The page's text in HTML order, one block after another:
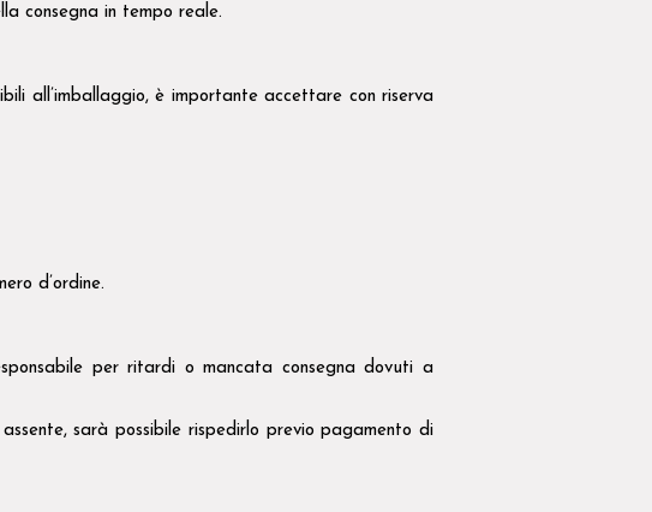
consegna in tempo reale.
all’imballaggio, è importante accettare con riserva
d’ordine.
per ritardi o mancata consegna dovuti a
sarà possibile rispedirlo previo pagamento di